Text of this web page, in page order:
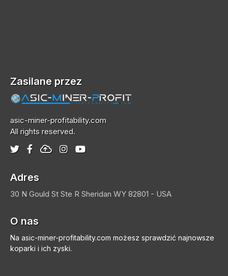
Zasilane przez
asic-miner-profitability.com
All rights reserved.
Adres
30 N Gould St Ste R Sheridan WY 82801 - USA
O nas
Na asic-miner-profitability.com możesz sprawdzić najnowsze
koparki i ich zyski.